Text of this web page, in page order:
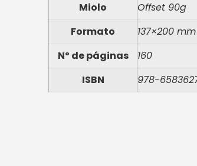
Miolo
Offset 90g
Formato
137×200 mm
Nº de páginas
160
ISBN
978-